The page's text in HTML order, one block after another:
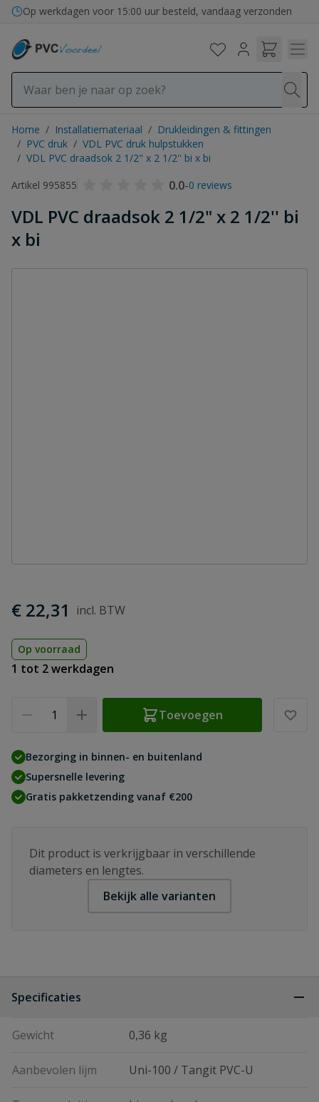
Ga naar de inhoud
Op werkdagen voor 15:00 uur besteld, vandaag verzonden
Home / Installatiemateriaal / Drukleidingen & fittingen
/ PVC druk / VDL PVC druk hulpstukken
/ VDL PVC draadsok 2 1/2" x 2 1/2'' bi x bi
Artikel 995855
0.0-0 reviews
VDL PVC draadsok 2 1/2" x 2 1/2'' bi
x bi
€ 22,31
Op voorraad
1 tot 2 werkdagen
Toevoegen
Bezorging in binnen- en buitenland
Supersnelle levering
Gratis pakketzending vanaf €200
Dit product is verkrijgbaar in verschillende
diameters en lengtes.
Bekijk alle varianten
Specificaties
Gewicht 0,36 kg
Aanbevolen lijm Uni-100 / Tangit PVC-U